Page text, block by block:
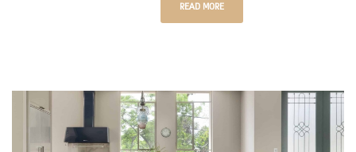
READ MORE